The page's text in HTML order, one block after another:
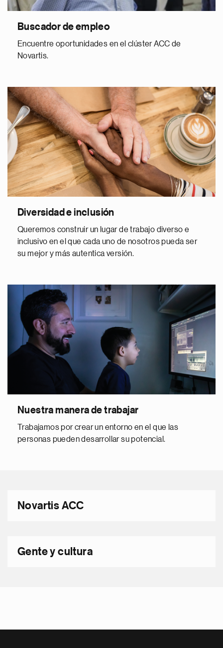
Buscador de empleo
Encuentre oportunidades en el clúster ACC de
Novartis.
Diversidad e inclusión
Queremos construir un lugar de trabajo diverso e
inclusivo en el que cada uno de nosotros pueda ser
su mejor y más autentica versión.
Nuestra manera de trabajar
Trabajamos por crear un entorno en el que las
personas pueden desarrollar su potencial.
Novartis ACC
Gente y cultura